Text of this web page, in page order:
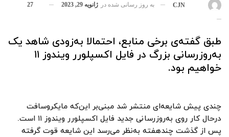
CJN به روز رسانی شده در ژانویه 29, 2023 27
طبق گفته‌ی برخی منابع، احتمالا به‌زودی شاهد یک
به‌روزرسانی بزرگ در فایل اکسپلورر ویندوز ۱۱
خواهیم بود.
چندی پیش شایعه‌ای منتشر شد مبنی‌بر این‌که مایکروسافت
درحال کار روی به‌روزرسانی جدید فایل اکسپلورر ویندوز ۱۱ است.
پس از گذشت چندهفته به‌نظر می‌رسد این شایعه قوت گرفته